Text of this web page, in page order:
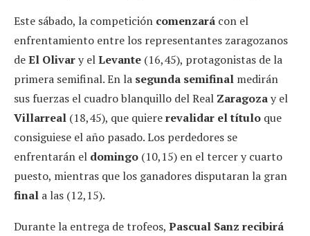
Este sábado, la competición comenzará con el
enfrentamiento entre los representantes zaragozanos
deEl Olivary elLevante (16,45), protagonistas de la
primera semifinal. En la segunda semifinal medirán
sus fuerzas el cuadro blanquillo del Real Zaragozay el
Villarreal (18,45), que quiererevalidar el título que
consiguiese el año pasado. Los perdedores se
enfrentarán el domingo (10,15) en el tercer y cuarto
puesto, mientras que los ganadores disputaran la gran
final a las (12,15).
Durante la entrega de trofeos, Pascual Sanz recibirá